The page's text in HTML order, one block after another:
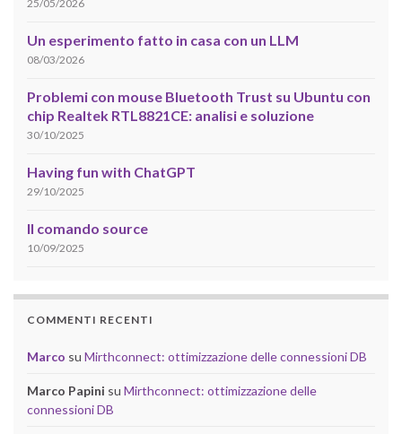
25/05/2026
Un esperimento fatto in casa con un LLM
08/03/2026
Problemi con mouse Bluetooth Trust su Ubuntu con
chip Realtek RTL8821CE: analisi e soluzione
30/10/2025
Having fun with ChatGPT
29/10/2025
Il comando source
10/09/2025
COMMENTI RECENTI
Marco su Mirthconnect: ottimizzazione delle connessioni DB
Marco Papini su Mirthconnect: ottimizzazione delle
connessioni DB